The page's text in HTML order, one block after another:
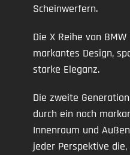
Scheinwerfern.
Die X Reihe von
markantes Design,
starke Eleganz.
Die zweite
durch ein noch
Innenraum und
jeder Perspektive